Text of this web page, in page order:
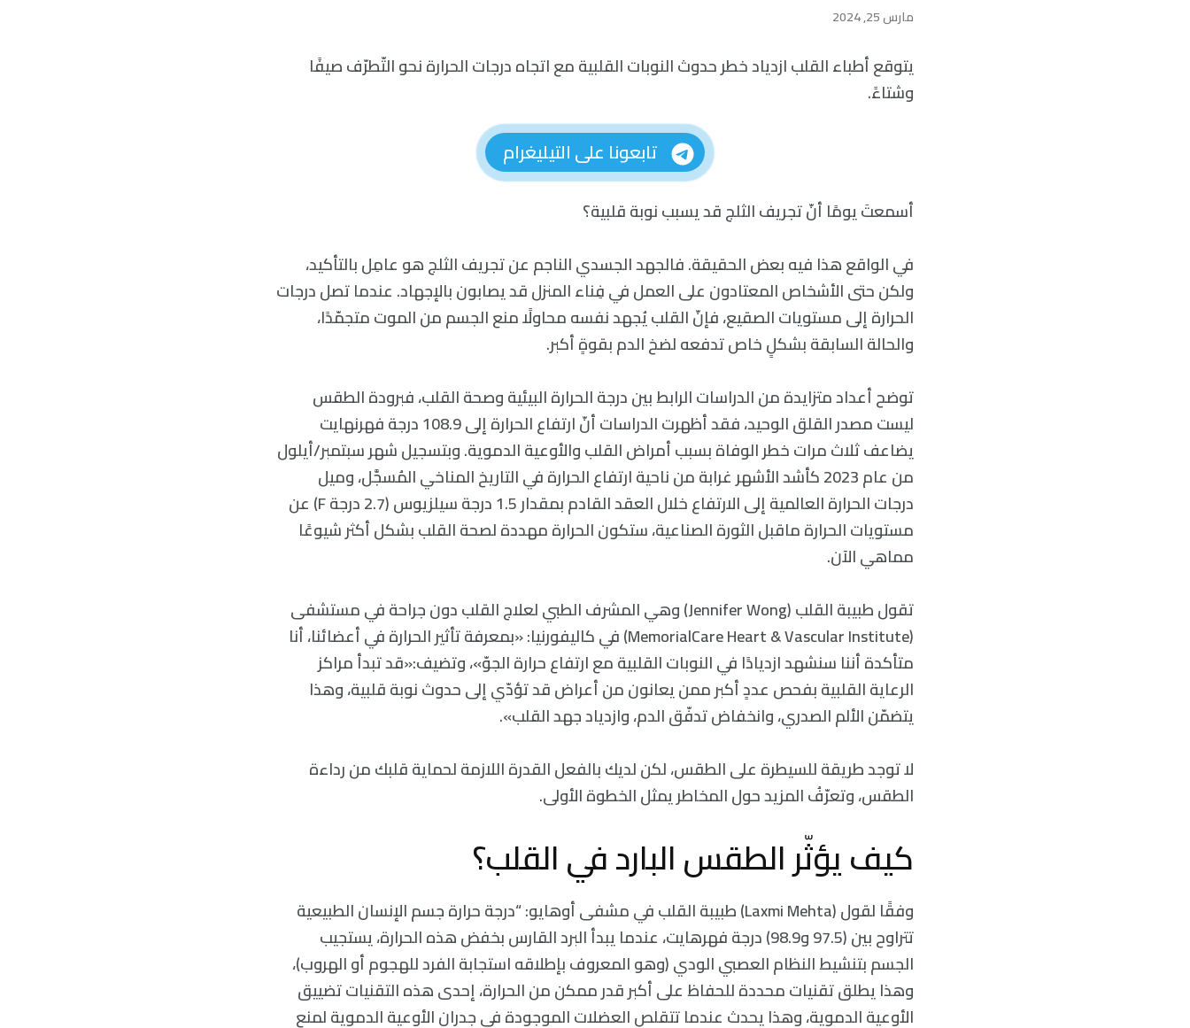
مارس 25, 2024
يتوقع أطباء القلب ازدياد خطر حدوث النوبات القلبية مع اتجاه درجات الحرارة نحو التّطرّف صيفًا
وشتاءً.
تابعونا على التيليغرام
أسمعتَ يومًا أنّ تجريف الثلج قد يسبب نوبة قلبية؟
في الواقع هذا فيه بعض الحقيقة. فالجهد الجسدي الناجم عن تجريف الثلج هو عامِل بالتأكيد،
ولكن حتى الأشخاص المعتادون على العمل في فِناء المنزل قد يصابون بالإجهاد. عندما تصل درجات
الحرارة إلى مستويات الصقيع، فإنّ القلب يُجهد نفسه محاولًا منع الجسم من الموت متجمّدًا،
والحالة السابقة بشكلٍ خاص تدفعه لضخ الدم بقوةٍ أكبر.
توضح أعداد متزايدة من الدراسات الرابط بين درجة الحرارة البيئية وصحة القلب، فبرودة الطقس
ليست مصدر القلق الوحيد، فقد أظهرت الدراسات أنّ ارتفاع الحرارة إلى 108.9 درجة فهرنهايت
يضاعف ثلاث مرات خطر الوفاة بسبب أمراض القلب والأوعية الدموية. وبتسجيل شهر سبتمبر/أيلول
من عام 2023 كأشد الأشهر غرابة من ناحية ارتفاع الحرارة في التاريخ المناخي المُسجَّل، وميل
درجات الحرارة العالمية إلى الارتفاع خلال العقد القادم بمقدار 1.5 درجة سيلزيوس (2.7 درجة F) عن
مستويات الحرارة ماقبل الثورة الصناعية، ستكون الحرارة مهددة لصحة القلب بشكل أكثر شيوعًا
مماهي الآن.
تقول طبيبة القلب (Jennifer Wong) وهي المشرف الطبي لعلاج القلب دون جراحة في مستشفى
(MemorialCare Heart & Vascular Institute) في كاليفورنيا: «بمعرفة تأثير الحرارة في أعضائنا، أنا
متأكدة أننا سنشهد ازديادًا في النوبات القلبية مع ارتفاع حرارة الجوّ»، وتضيف:«قد تبدأ مراكز
الرعاية القلبية بفحص عددٍ أكبر ممن يعانون من أعراض قد تؤدّي إلى حدوث نوبة قلبية، وهذا
يتضمّن الألم الصدري، وانخفاض تدفّق الدم، وازدياد جهد القلب».
لا توجد طريقة للسيطرة على الطقس، لكن لديك بالفعل القدرة اللازمة لحماية قلبك من رداءة
الطقس، وتعرّفُ المزيد حول المخاطر يمثل الخطوة الأولى.
كيف يؤثّر الطقس البارد في القلب؟
وفقًا لقول (Laxmi Mehta) طبيبة القلب في مشفى أوهايو: “درجة حرارة جسم الإنسان الطبيعية
تتراوح بين (97.5 و98.9) درجة فهرهايت، عندما يبدأ البرد القارس بخفض هذه الحرارة، يستجيب
الجسم بتنشيط النظام العصبي الودي (وهو المعروف بإطلاقه استجابة الفرد للهجوم أو الهروب)،
وهذا يطلق تقنيات محددة للحفاظ على أكبر قدر ممكن من الحرارة، إحدى هذه التقنيات تضييق
الأوعية الدموية، وهذا يحدث عندما تتقلص العضلات الموجودة في جدران الأوعية الدموية لمنع